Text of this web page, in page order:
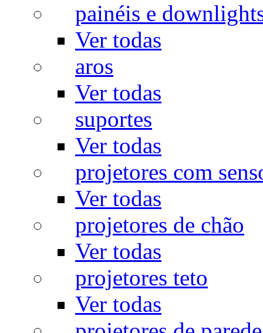
painéis e
Ver todas
aros
Ver todas
suportes
Ver todas
projetores com
Ver todas
projetores de chão
Ver todas
projetores teto
Ver todas